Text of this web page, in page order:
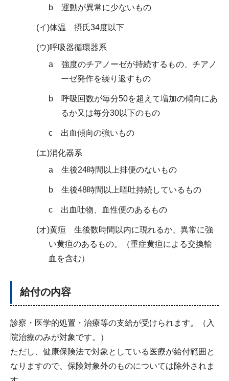
b 運動が異常に少ないもの
(イ)体温 摂氏34度以下
(ウ)呼吸器循環器系
a 強度のチアノーゼが持続するもの、チアノ
ーゼ発作を繰り返すもの
b 呼吸回数が毎分50を超えて増加の傾向にあ
るか又は毎分30以下のもの
c 出血傾向の強いもの
(エ)消化器系
a 生後24時間以上排便のないもの
b 生後48時間以上嘔吐持続しているもの
c 出血吐物、血性便のあるもの
(オ)黄疸 生後数時間以内に現れるか、異常に強
い黄疸のあるもの。（重症黄疸による交換輸
血を含む）
給付の内容
診察・医学的処置・治療等の支給が受けられます。（入
院治療のみが対象です。）
ただし、健康保険法で対象としている医療が給付範囲と
なりますので、保険対象外のものについては除外されま